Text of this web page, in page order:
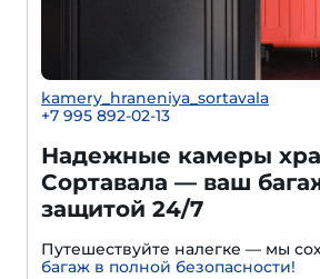
kamery_hraneniya_sortavala
+7 995 892-02-13
Надежные камеры
Сортавала — ваш
защитой 24/7
Путешествуйте налегке — мы
багаж в полной безопасности!